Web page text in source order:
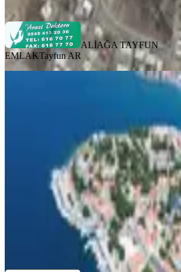
ALİAĞA TAYFUN
EMLAKTayfun AR
Turyap'tan Denize
Cepheli Ticari+konut
393 m²·183.206/m²·
72.000.000 ₺
TURYAP YENİ FOÇA TEMSİLCİLİĞİ